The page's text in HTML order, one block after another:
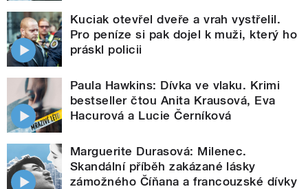
Kuciak otevřel dveře a vrah vystřelil.
Pro peníze si pak dojel k muži, který ho
práskl policii
Paula Hawkins: Dívka ve vlaku. Krimi
bestseller čtou Anita Krausová, Eva
Hacurová a Lucie Černíková
Marguerite Durasová: Milenec.
Skandální příběh zakázané lásky
zámožného Číňana a francouzské dívky